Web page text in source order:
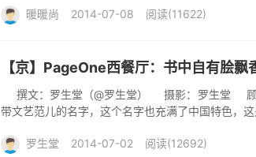
能...
暖暖尚 2014-07-08 阅读(11622)
【京】PageOne西餐厅：书中自有脍飘
撰文：罗生堂（@罗生堂） 摄影：罗生堂 顾
带文艺范儿的名字，这个名字也充满了中国特色，
罗生堂 2014-07-02 阅读(12692)